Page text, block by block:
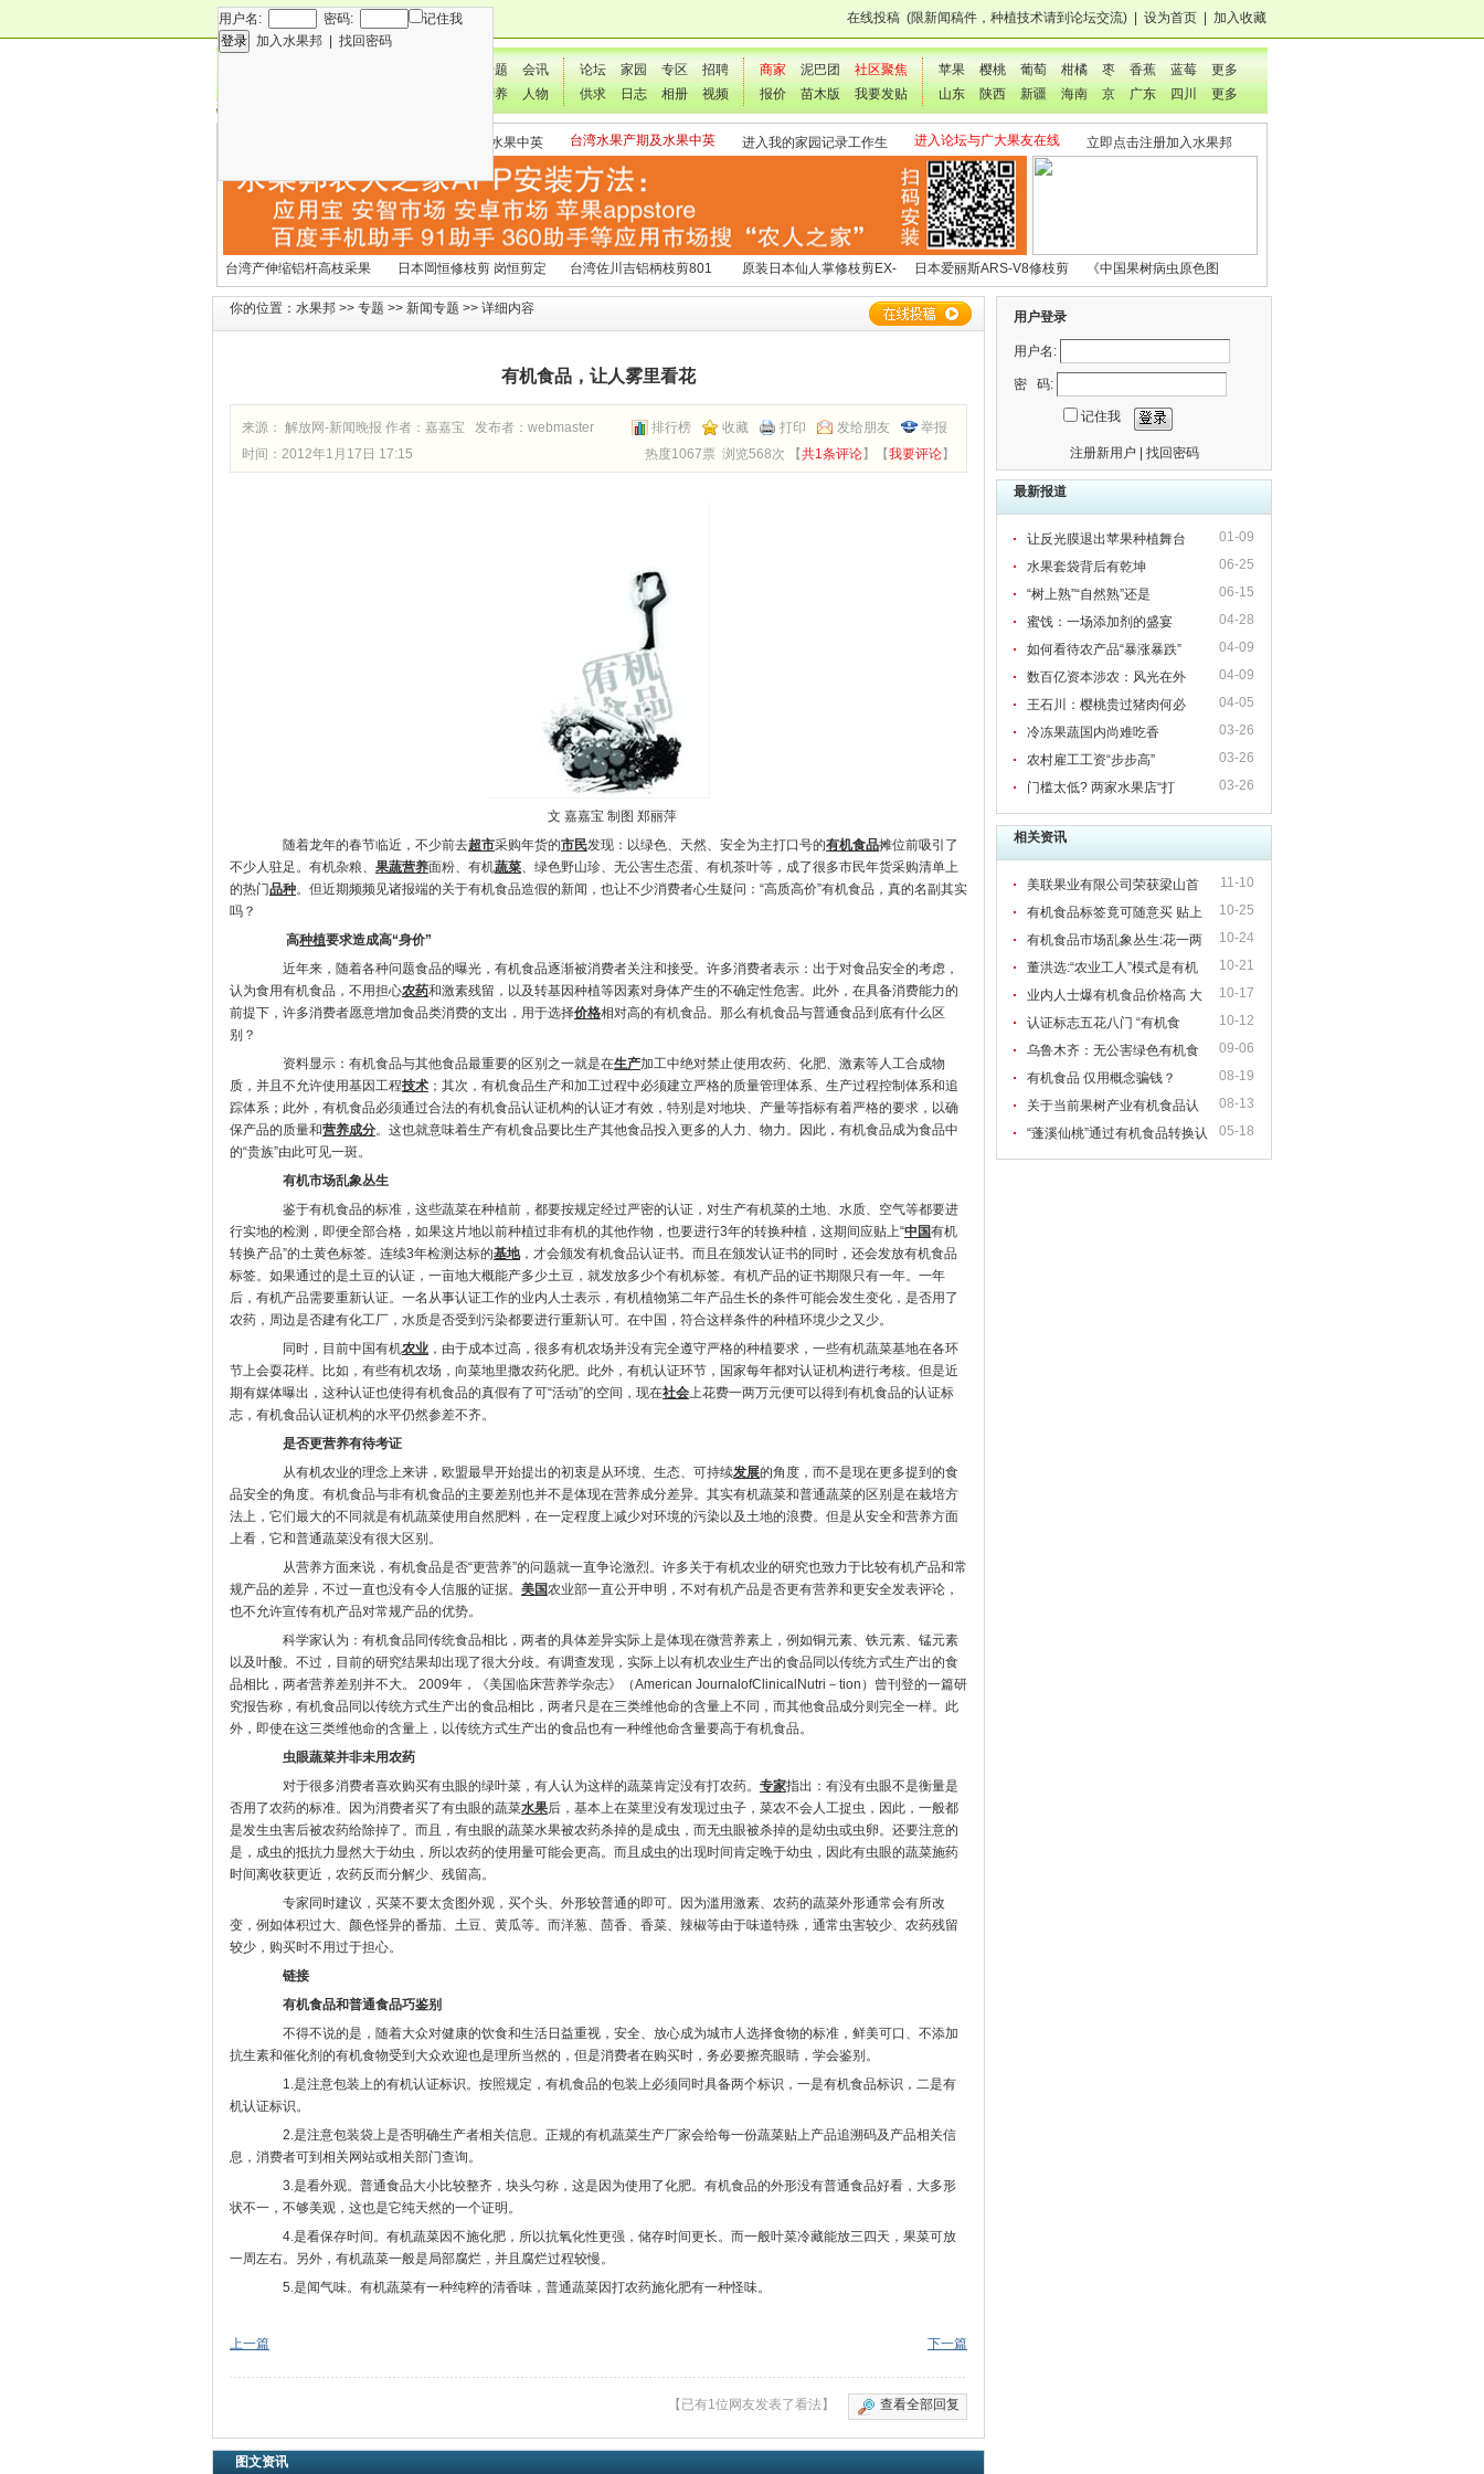
用户名: 密码:
记住我
加入水果邦
找回密码
在线投稿 (限新闻稿件，种植技术请到论坛交流) 设为首页 加入收藏
专题
会讯
营养 人物
论坛 家园 专区
招聘
供求
日志 相册 视频
商家 泥巴团
社区聚焦
报价
苗木版 我要发贴
苹果 樱桃 葡萄 柑橘 枣 香蕉 蓝莓
更多
山东
陕西 新疆 海南 京 广东 四川 更多
国外水果产期及水果中英
台湾水果产期及水果中英
文表
进入我的家园记录工作生
进入论坛与广大果友在线
交流
立即点击注册加入水果邦
台湾产伸缩铝杆高枝采果
剪2270#
日本岡恒修枝剪 岗恒剪定
铗200
台湾佐川吉铝柄枝剪801
（欧洲款式）
原装日本仙人掌修枝剪EX-
3
日本爱丽斯ARS-V8修枝剪
《中国果树病虫原色图
鉴》
你的位置： 水果邦 >> 专题 >> 新闻专题 >> 详细内容
有机食品，让人雾里看花
排行榜 收藏 打印 发给朋友 举报
来源： 解放网-新闻晚报 作者：嘉嘉宝 发布者： webmaster
热度1067票 浏览568次 【共1条评论】【我要评论】
时间：2012年1月17日 17:15
文 嘉嘉宝 制图 郑丽萍
随着龙年的春节临近，不少前去超市采购年货的市民发现：以绿色、天然、安全为主打口号的有机食品摊位前吸引了
不少人驻足。有机杂粮、 果蔬营养面粉、有机蔬菜、绿色野山珍、无公害生态蛋、有机茶叶等，成了很多市民年货采购清单上
的热门品种。但近期频频见诸报端的关于有机食品造假的新闻，也让不少消费者心生疑问：“高质高价”有机食品，真的名副其实
吗？
高种植要求造成高“身价”
近年来，随着各种问题食品的曝光，有机食品逐渐被消费者关注和接受。许多消费者表示：出于对食品安全的考虑，
认为食用有机食品，不用担心农药和激素残留，以及转基因种植等因素对身体产生的不确定性危害。此外，在具备消费能力的
前提下，许多消费者愿意增加食品类消费的支出，用于选择价格相对高的有机食品。那么有机食品与普通食品到底有什么区
别？
资料显示：有机食品与其他食品最重要的区别之一就是在生产加工中绝对禁止使用农药、化肥、激素等人工合成物
质，并且不允许使用基因工程技术 ；其次，有机食品生产和加工过程中必须建立严格的质量管理体系、生产过程控制体系和追
踪体系；此外，有机食品必须通过合法的有机食品认证机构的认证才有效，特别是对地块、产量等指标有着严格的要求，以确
保产品的质量和营养成分。这也就意味着生产有机食品要比生产其他食品投入更多的人力、物力。因此，有机食品成为食品中
的“贵族”由此可见一斑。
有机市场乱象丛生
鉴于有机食品的标准，这些蔬菜在种植前，都要按规定经过严密的认证，对生产有机菜的土地、水质、空气等都要进
行实地的检测，即便全部合格，如果这片地以前种植过非有机的其他作物，也要进行3年的转换种植，这期间应贴上“中国有机
转换产品”的土黄色标签。连续3年检测达标的基地，才会颁发有机食品认证书。而且在颁发认证书的同时，还会发放有机食品
标签。如果通过的是土豆的认证，一亩地大概能产多少土豆，就发放多少个有机标签。有机产品的证书期限只有一年。一年
后，有机产品需要重新认证。一名从事认证工作的业内人士表示，有机植物第二年产品生长的条件可能会发生变化，是否用了
农药，周边是否建有化工厂，水质是否受到污染都要进行重新认可。在中国，符合这样条件的种植环境少之又少。
同时，目前中国有机农业 ，由于成本过高，很多有机农场并没有完全遵守严格的种植要求，一些有机蔬菜基地在各环
节上会耍花样。比如，有些有机农场，向菜地里撒农药化肥。此外，有机认证环节，国家每年都对认证机构进行考核。但是近
期有媒体曝出，这种认证也使得有机食品的真假有了可“活动”的空间，现在社会上花费一两万元便可以得到有机食品的认证标
志，有机食品认证机构的水平仍然参差不齐。
是否更营养有待考证
从有机农业的理念上来讲，欧盟最早开始提出的初衷是从环境、生态、可持续发展的角度，而不是现在更多提到的食
品安全的角度。有机食品与非有机食品的主要差别也并不是体现在营养成分差异。其实有机蔬菜和普通蔬菜的区别是在栽培方
法上，它们最大的不同就是有机蔬菜使用自然肥料，在一定程度上减少对环境的污染以及土地的浪费。但是从安全和营养方面
上看，它和普通蔬菜没有很大区别。
从营养方面来说，有机食品是否“更营养”的问题就一直争论激烈。许多关于有机农业的研究也致力于比较有机产品和常
规产品的差异，不过一直也没有令人信服的证据。 美国农业部一直公开申明，不对有机产品是否更有营养和更安全发表评论，
也不允许宣传有机产品对常规产品的优势。
科学家认为：有机食品同传统食品相比，两者的具体差异实际上是体现在微营养素上，例如铜元素、铁元素、锰元素
以及叶酸。不过，目前的研究结果却出现了很大分歧。有调查发现，实际上以有机农业生产出的食品同以传统方式生产出的食
品相比，两者营养差别并不大。 2009年，《美国临床营养学杂志》（American JournalofClinicalNutri－tion）曾刊登的一篇研
究报告称，有机食品同以传统方式生产出的食品相比，两者只是在三类维他命的含量上不同，而其他食品成分则完全一样。此
外，即使在这三类维他命的含量上，以传统方式生产出的食品也有一种维他命含量要高于有机食品。
虫眼蔬菜并非未用农药
对于很多消费者喜欢购买有虫眼的绿叶菜，有人认为这样的蔬菜肯定没有打农药。 专家指出：有没有虫眼不是衡量是
否用了农药的标准。因为消费者买了有虫眼的蔬菜水果后，基本上在菜里没有发现过虫子，菜农不会人工捉虫，因此，一般都
是发生虫害后被农药给除掉了。而且，有虫眼的蔬菜水果被农药杀掉的是成虫，而无虫眼被杀掉的是幼虫或虫卵。还要注意的
是，成虫的抵抗力显然大于幼虫，所以农药的使用量可能会更高。而且成虫的出现时间肯定晚于幼虫，因此有虫眼的蔬菜施药
时间离收获更近，农药反而分解少、残留高。
专家同时建议，买菜不要太贪图外观，买个头、外形较普通的即可。因为滥用激素、农药的蔬菜外形通常会有所改
变，例如体积过大、颜色怪异的番茄、土豆、黄瓜等。而洋葱、茴香、香菜、辣椒等由于味道特殊，通常虫害较少、农药残留
较少，购买时不用过于担心。
链接
有机食品和普通食品巧鉴别
不得不说的是，随着大众对健康的饮食和生活日益重视，安全、放心成为城市人选择食物的标准，鲜美可口、不添加
抗生素和催化剂的有机食物受到大众欢迎也是理所当然的，但是消费者在购买时，务必要擦亮眼睛，学会鉴别。
1.是注意包装上的有机认证标识。按照规定，有机食品的包装上必须同时具备两个标识，一是有机食品标识，二是有
机认证标识。
2.是注意包装袋上是否明确生产者相关信息。正规的有机蔬菜生产厂家会给每一份蔬菜贴上产品追溯码及产品相关信
息，消费者可到相关网站或相关部门查询。
3.是看外观。普通食品大小比较整齐，块头匀称，这是因为使用了化肥。有机食品的外形没有普通食品好看，大多形
状不一，不够美观，这也是它纯天然的一个证明。
4.是看保存时间。有机蔬菜因不施化肥，所以抗氧化性更强，储存时间更长。而一般叶菜冷藏能放三四天，果菜可放
一周左右。另外，有机蔬菜一般是局部腐烂，并且腐烂过程较慢。
5.是闻气味。有机蔬菜有一种纯粹的清香味，普通蔬菜因打农药施化肥有一种怪味。
上一篇 下一篇
查看全部回复
【已有1位网友发表了看法】
图文资讯
用户登录
用户名:
密 码:
记住我
注册新用户 找回密码
最新报道
01-09
让反光膜退出苹果种植舞台
06-25
水果套袋背后有乾坤
06-15
“树上熟”“自然熟”还是
04-28
蜜饯：一场添加剂的盛宴
04-09
如何看待农产品“暴涨暴跌”
04-09
数百亿资本涉农：风光在外
04-05
王石川：樱桃贵过猪肉何必
03-26
冷冻果蔬国内尚难吃香
03-26
农村雇工工资“步步高”
03-26
门槛太低? 两家水果店“打
相关资讯
11-10
美联果业有限公司荣获梁山首
家国家有机食品认证
10-25
有机食品标签竟可随意买 贴上
身价立高几十倍
10-24
有机食品市场乱象丛生:花一两
万便可得到认证标志
10-21
董洪选:“农业工人”模式是有机
食品安全的保障
10-17
业内人士爆有机食品价格高 大
多数不达有机标准
10-12
认证标志五花八门 “有机食
品”真假难辨
09-06
乌鲁木齐：无公害绿色有机食
品招牌玄机多 难辨真伪
08-19
有机食品 仅用概念骗钱？
08-13
关于当前果树产业有机食品认
证的思考
05-18
“蓬溪仙桃”通过有机食品转换认
证